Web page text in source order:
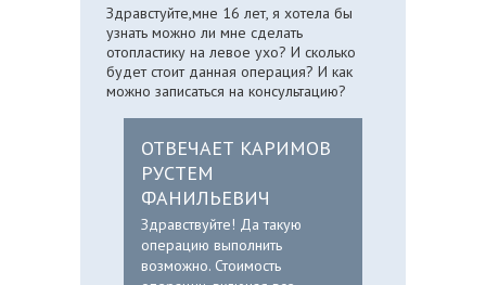
Здравстуйте,мне 16 лет, я хотела бы
узнать можно ли мне сделать
отопластику на левое ухо? И сколько
будет стоит данная операция? И как
можно записаться на консультацию?
ОТВЕЧАЕТ КАРИМОВ
РУСТЕМ
ФАНИЛЬЕВИЧ
Здравствуйте! Да такую
операцию выполнить
возможно. Стоимость